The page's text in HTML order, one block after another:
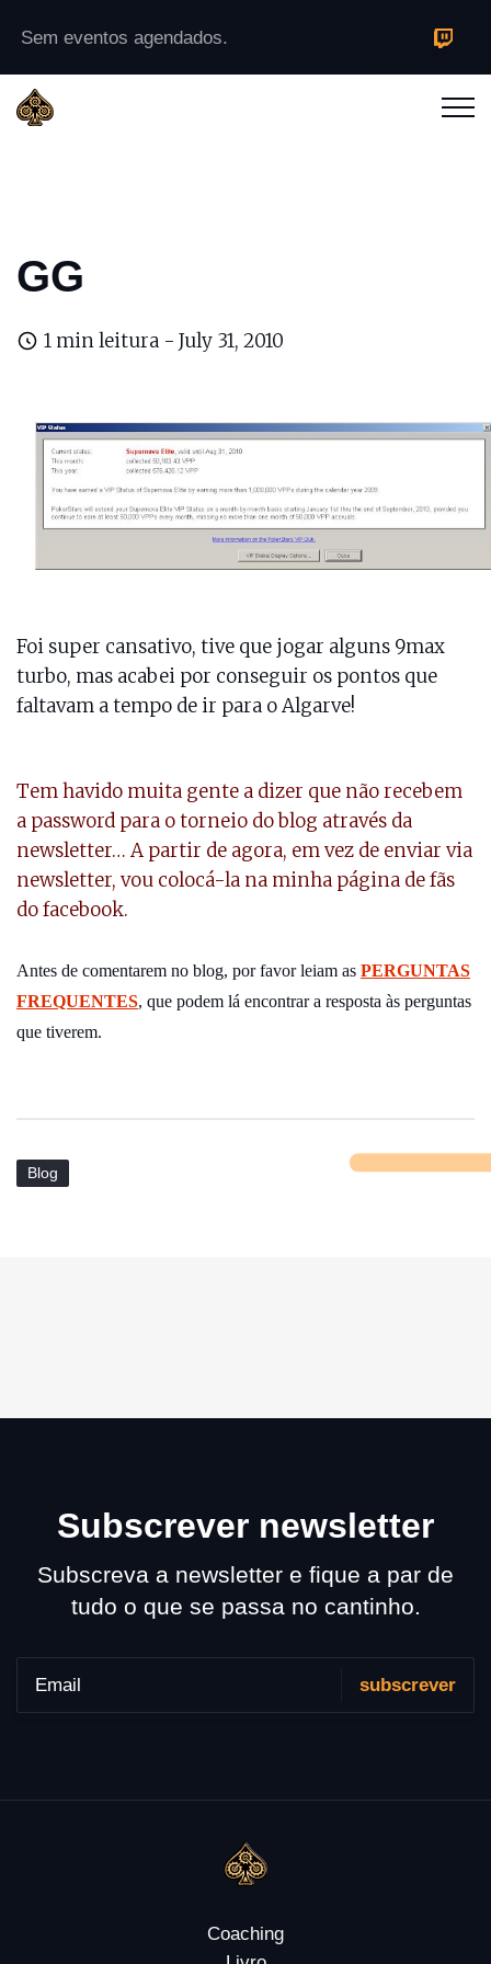
Sem eventos agendados.
GG
1 min leitura - July 31, 2010
Foi super cansativo, tive que jogar alguns 9max
turbo, mas acabei por conseguir os pontos que
faltavam a tempo de ir para o Algarve!
Tem havido muita gente a dizer que não recebem
a password para o torneio do blog através da
newsletter… A partir de agora, em vez de enviar via
newsletter, vou colocá-la na minha página de fãs
do facebook.
Antes de comentarem no blog, por favor leiam as PERGUNTAS
FREQUENTES, que podem lá encontrar a resposta às perguntas
que tiverem.
Blog
Subscrever newsletter
Subscreva a newsletter e fique a par de
tudo o que se passa no cantinho.
Coaching